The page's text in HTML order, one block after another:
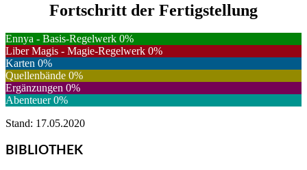
Fortschritt der Fertigstellung
Ennya - Basis-Regelwerk 0%
Liber Magis - Magie-Regelwerk 0%
Karten 0%
Quellenbände 0%
Ergänzungen 0%
Abenteuer0%
Stand: 17.05.2020
BIBLIOTHEK